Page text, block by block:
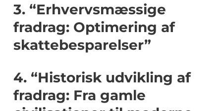
3. “Erhvervsmæssige
fradrag: Optimering af
skattebesparelser”
4. “Historisk udvikling af
fradrag: Fra gamle